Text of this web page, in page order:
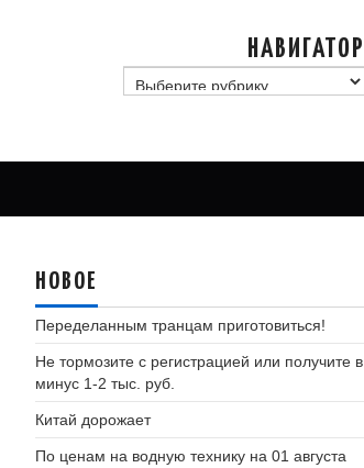
НАВИГАТОР
навигатор
НОВОЕ
Переделанным транцам приготовиться!
Не тормозите с регистрацией или получите в
минус 1-2 тыс. руб.
Китай дорожает
По ценам на водную технику на 01 августа